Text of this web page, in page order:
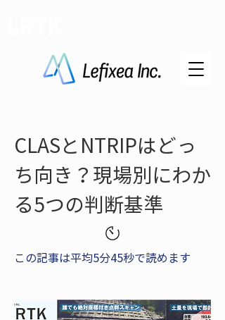
CLASとNTRIPはどっ
ち向き？現場別にわか
る5つの判断基準
この記事は平均5分45秒で読めます